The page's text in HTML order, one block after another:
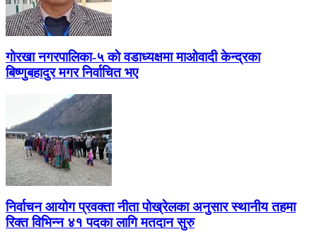
गाेरखा नगरपालिका-५ काे वडाध्यक्षमा माओवादी केन्द्रका
बिष्‍णुबहादुर मगर निर्वाचित भए
निर्वाचन आयोग प्रवक्ता नीता पोख्रेलका अनुसार स्थानीय तहमा
रिक्त विभिन्न ४१ पदका लागि मतदान सुरु